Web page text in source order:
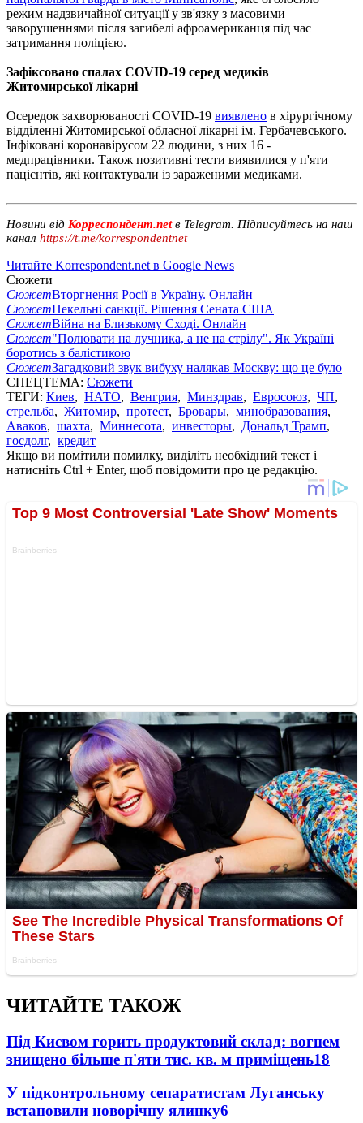
режим надзвичайної ситуації у зв'язку з масовими
заворушеннями після загибелі афроамериканця під час
затримання поліцією.
Зафіксовано спалах COVID-19 серед медиків
Житомирської лікарні
Осередок захворюваності COVID-19 виявлено в хірургічному
відділенні Житомирської обласної лікарні ім. Гербачевського.
Інфіковані коронавірусом 22 людини, з них 16 -
медпрацівники. Також позитивні тести виявилися у п'яти
пацієнтів, які контактували із зараженими медиками.
Новини від Корреспондент.netв Telegram. Підписуйтесь на наш
канал https://t.me/korrespondentnet
Читайте Korrespondent.net в Google News
Сюжети
СюжетВторгнення Росії в Україну. Онлайн
СюжетПекельні санкції. Рішення Сената США
СюжетВійна на Близькому Сході. Онлайн
Сюжет"Полювати на лучника, а не на стрілу". Як Україні
боротись з балістикою
СюжетЗагадковий звук вибуху налякав Москву: що це було
СПЕЦТЕМА: Сюжети
ТЕГИ: Киев, НАТО, Венгрия, Минздрав, Евросоюз, ЧП,
стрельба, Житомир, протест, Бровары, минобразования,
Аваков, шахта, Миннесота, инвесторы, Дональд Трамп,
госдолг, кредит
Якщо ви помітили помилку, виділіть необхідний текст і
натисніть Ctrl + Enter, щоб повідомити про це редакцію.
ЧИТАЙТЕ ТАКОЖ
Під Києвом горить продуктовий склад: вогнем
знищено більше п'яти тис. кв. м приміщень18
У підконтрольному сепаратистам Луганську
встановили новорічну ялинку6